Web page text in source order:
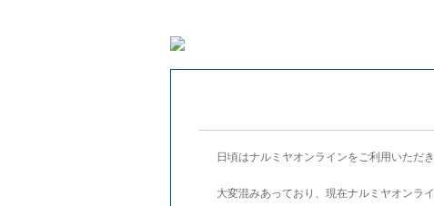
日頃はナルミヤオンラインをご利用いただ
大変混みあっており、現在ナルミヤオンラ